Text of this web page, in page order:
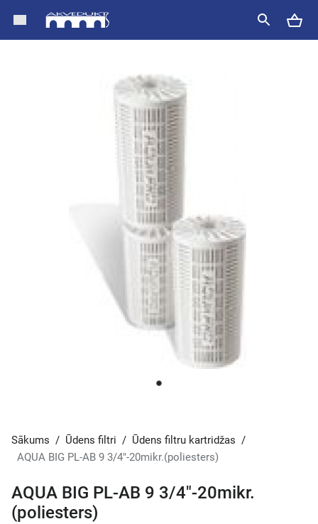
Sākums / Ūdens filtri / Ūdens filtru kartridžas /
AQUA BIG PL-AB 9 3/4"-20mikr.(poliesters)
AQUA BIG PL-AB 9 3/4"-20mikr.
(poliesters)